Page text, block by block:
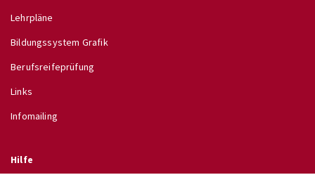
Lehrpläne
Bildungssystem Grafik
Berufsreifeprüfung
Links
Infomailing
Hilfe